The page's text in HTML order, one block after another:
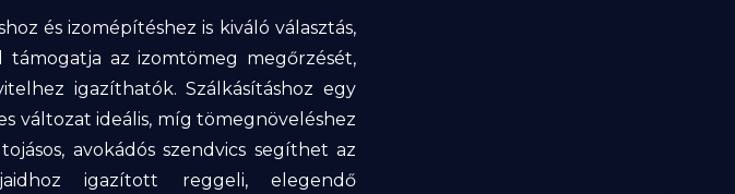
és izomépítéshez is kiváló választás,
az izomtömeg megőrzését,
igazíthatók. Szálkásításhoz egy
változat ideális, míg tömegnöveléshez
avokádós szendvics segíthet az
igazított reggeli, elegendő